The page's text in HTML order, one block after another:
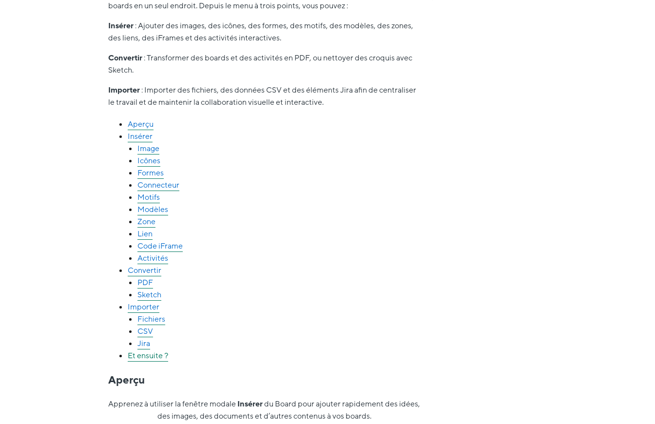
boards en un seul endroit. Depuis le menu à trois points, vous pouvez :
Insérer: Ajouter des images, des icônes, des formes, des motifs, des modèles, des zones,
des liens, des iFrames et des activités interactives.
Convertir: Transformer des boards et des activités en PDF, ou nettoyer des croquis avec
Sketch.
Importer: Importer des fichiers, des données CSV et des éléments Jira afin de centraliser
le travail et de maintenir la collaboration visuelle et interactive.
Aperçu
Insérer
Image
Icônes
Formes
Connecteur
Motifs
Modèles
Zone
Lien
Code iFrame
Activités
Convertir
PDF
Sketch
Importer
Fichiers
CSV
Jira
Et ensuite ?
Aperçu
Apprenez à utiliser la fenêtre modaleInsérerdu Board pour ajouter rapidement des idées,
des images, des documents et d’autres contenus à vos boards.